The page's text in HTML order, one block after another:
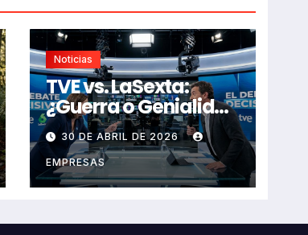
Noticias
TVE vs. LaSexta:
¿Guerra o Genialidad
Televisiva?
30 DE ABRIL DE 2026
EMPRESAS